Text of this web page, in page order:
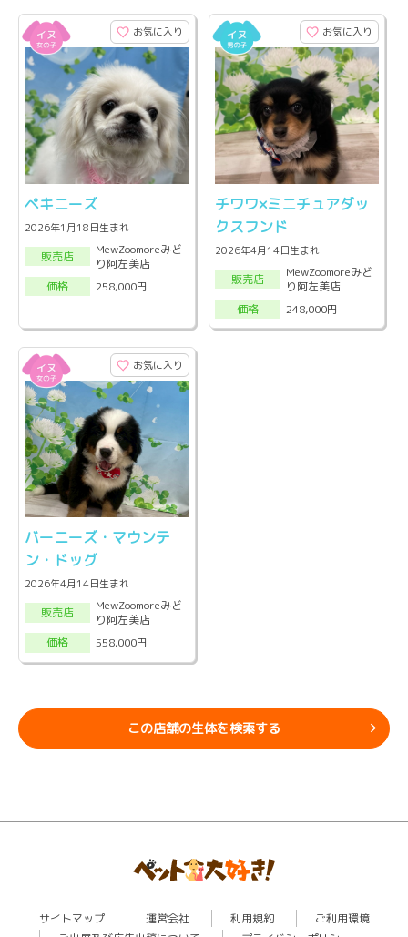
お気に入り
ペキニーズ
2026年1月18日生まれ
販売店
MewZoomoreみど
り阿左美店
価格
258,000円
お気に入り
チワワ×ミニチュアダッ
クスフンド
2026年4月14日生まれ
販売店
MewZoomoreみど
り阿左美店
価格
248,000円
お気に入り
バーニーズ・マウンテ
ン・ドッグ
2026年4月14日生まれ
販売店
MewZoomoreみど
り阿左美店
価格
558,000円
この店舗の生体を検索する
サイトマップ 運営会社 利用規約
ご利用環境